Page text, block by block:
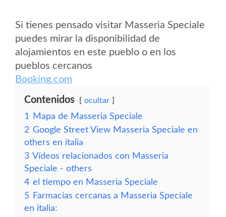
Si tienes pensado visitar Masseria Speciale
puedes mirar la disponibilidad de
alojamientos en este pueblo o en los
pueblos cercanos
Booking.com
Contenidos ocultar
1
Mapa de Masseria Speciale
2 Google Street View Masseria Speciale en
others en italia
3 Vídeos relacionados con Masseria
Speciale - others
4 el tiempo en Masseria Speciale
5 Farmacias cercanas a Masseria Speciale
en italia: